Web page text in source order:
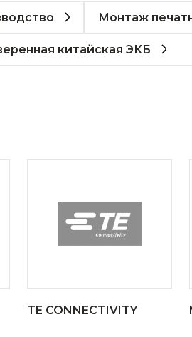
Монтаж
китайская ЭКБ
TE CONNECTIVITY